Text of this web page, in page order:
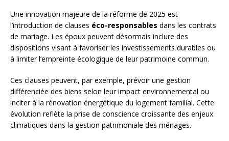
Une innovation majeure de la réforme de 2025 est
l’introduction de clauses éco-responsables dans les contrats
de mariage. Les époux peuvent désormais inclure des
dispositions visant à favoriser les investissements durables ou
à limiter l’empreinte écologique de leur patrimoine commun.
Ces clauses peuvent, par exemple, prévoir une gestion
différenciée des biens selon leur impact environnemental ou
inciter à la rénovation énergétique du logement familial. Cette
évolution reflète la prise de conscience croissante des enjeux
climatiques dans la gestion patrimoniale des ménages.